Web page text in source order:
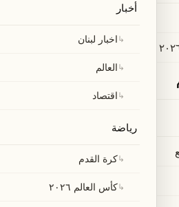
عسكري ضد
أخبار
↳اخبار لبنان
↳العالم
↳اقتصاد
رياضة
↳كرة القدم
↳كأس العالم ٢٠٢٦